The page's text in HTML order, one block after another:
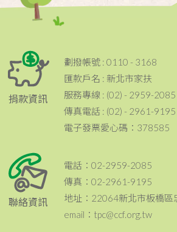
捐款資訊
劃撥帳號 : 0110 - 3168
匯款戶名 : 新北市家扶
服務專線 : (02) - 2959-2085
傳真電話 : (02) - 2961-9195
電子發票愛心碼：378585
聯絡資訊
電話：02-2959-2085
傳真：02-2961-9195
地址：22064新北市板橋區
email：tpc@ccf.org.tw